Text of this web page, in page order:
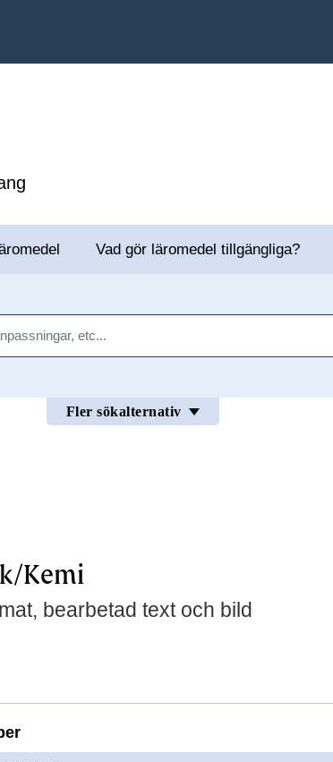
Vad gör läromedel tillgängliga?
Fler sökalternativ
Kemi
bearbetad text och bild